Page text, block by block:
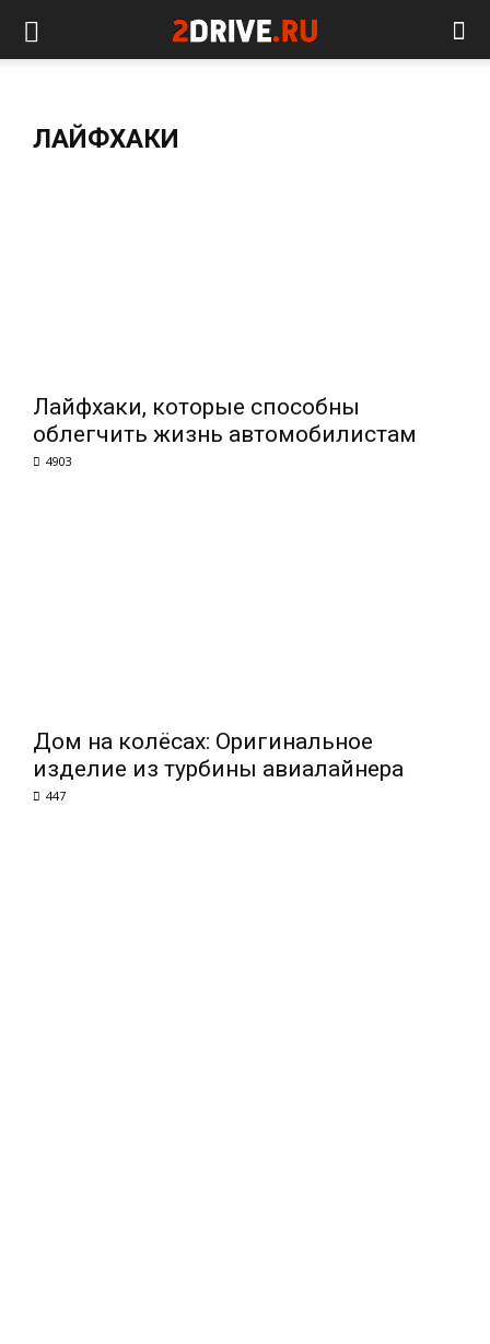
ЛАЙФХАКИ
Лайфхаки, которые способны
облегчить жизнь автомобилистам
4903
Дом на колёсах: Оригинальное
изделие из турбины авиалайнера
447